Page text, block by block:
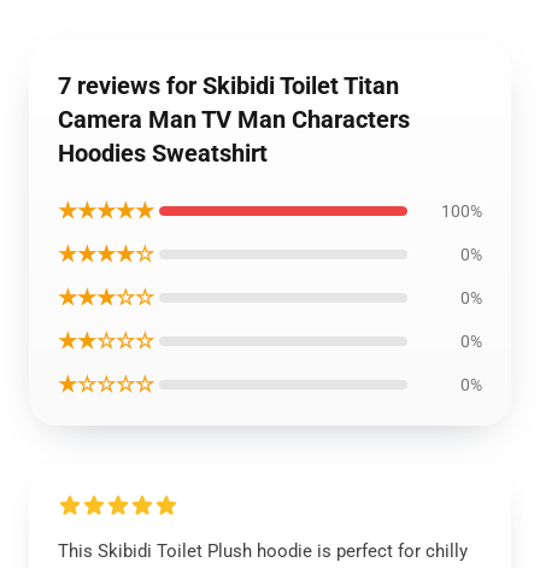
7 reviews for Skibidi Toilet Titan
Camera Man TV Man Characters
Hoodies Sweatshirt
★★★★★ 100%
★★★★☆ 0%
★★★☆☆ 0%
★★☆☆☆ 0%
★☆☆☆☆ 0%
This Skibidi Toilet Plush hoodie is perfect for chilly